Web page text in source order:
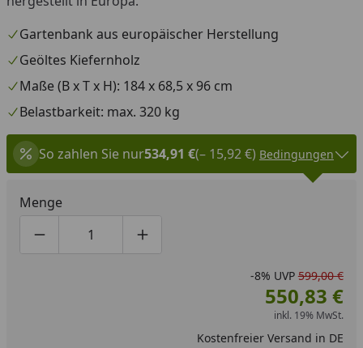
Gartenbank aus europäischer Herstellung
Geöltes Kiefernholz
Maße (B x T x H): 184 x 68,5 x 96 cm
Belastbarkeit: max. 320 kg
So zahlen Sie nur534,91 €(– 15,92 €) Bedingungen
Menge
Produktmenge um eins verringern
Produktmenge manuell eingeben
Produktmenge um eins erhöhen
-8% UVP 599,00 €
550,83 €
inkl. 19% MwSt.
Kostenfreier Versand in DE